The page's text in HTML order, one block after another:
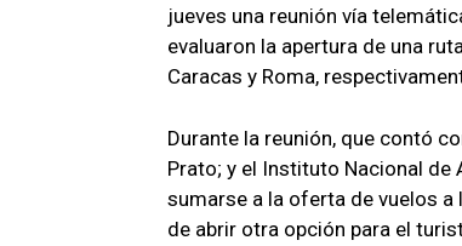
jueves una reunión vía
evaluaron la apertura de una
Caracas y Roma,
Durante la reunión, que contó
Prato; y el Instituto Nacional de
sumarse a la oferta de vuelos
de abrir otra opción para el